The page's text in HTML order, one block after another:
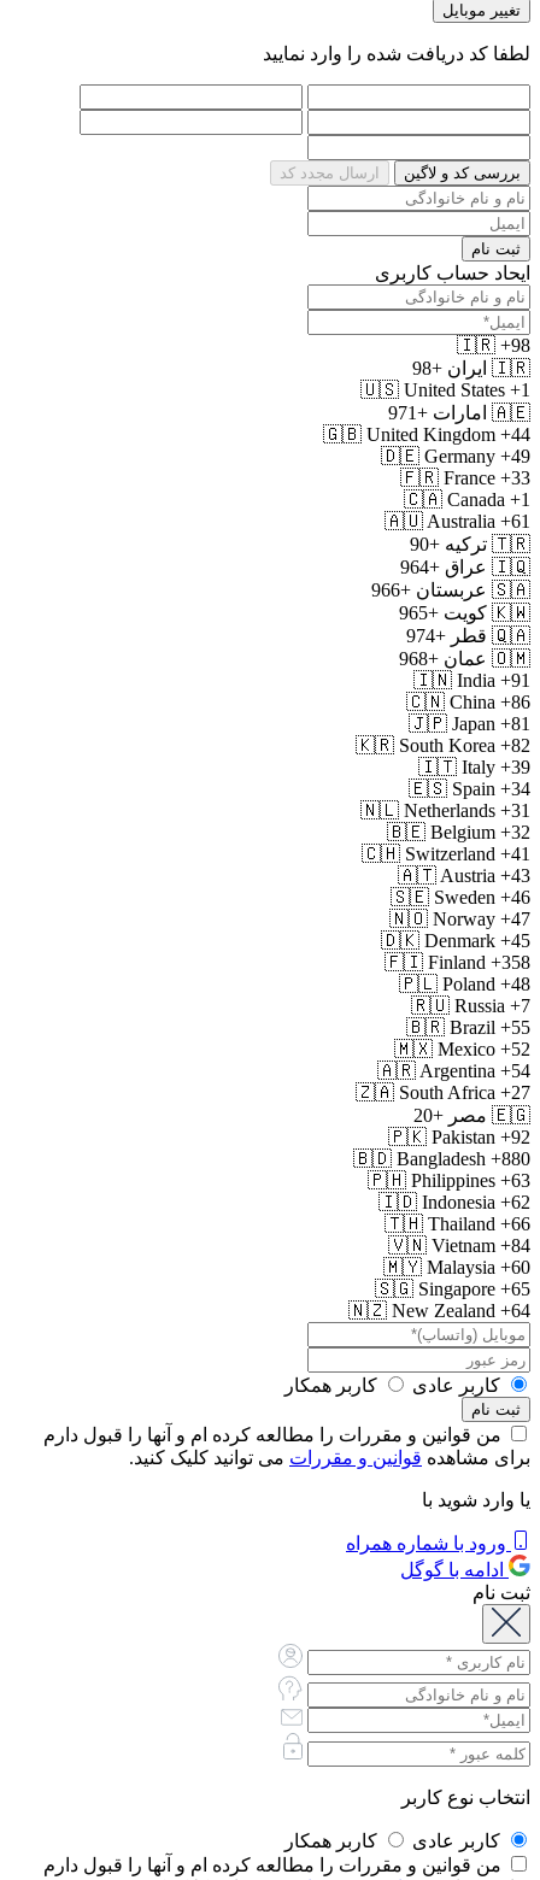
تغییر موبایل
لطفا کد دریافت شده را وارد نمایید
بررسی کد و لاگین ارسال مجدد کد
ثبت نام
ایحاد حساب کاربری
🇮🇷 +98
🇮🇷 ایران +98
🇺🇸 United States +1
🇦🇪 امارات +971
🇬🇧 United Kingdom +44
🇩🇪 Germany +49
🇫🇷 France +33
🇨🇦 Canada +1
🇦🇺 Australia +61
🇹🇷 ترکیه +90
🇮🇶 عراق +964
🇸🇦 عربستان +966
🇰🇼 کویت +965
🇶🇦 قطر +974
🇴🇲 عمان +968
🇮🇳 India +91
🇨🇳 China +86
🇯🇵 Japan +81
🇰🇷 South Korea +82
🇮🇹 Italy +39
🇪🇸 Spain +34
🇳🇱 Netherlands +31
🇧🇪 Belgium +32
🇨🇭 Switzerland +41
🇦🇹 Austria +43
🇸🇪 Sweden +46
🇳🇴 Norway +47
🇩🇰 Denmark +45
🇫🇮 Finland +358
🇵🇱 Poland +48
🇷🇺 Russia +7
🇧🇷 Brazil +55
🇲🇽 Mexico +52
🇦🇷 Argentina +54
🇿🇦 South Africa +27
🇪🇬 مصر +20
🇵🇰 Pakistan +92
🇧🇩 Bangladesh +880
🇵🇭 Philippines +63
🇮🇩 Indonesia +62
🇹🇭 Thailand +66
🇻🇳 Vietnam +84
🇲🇾 Malaysia +60
🇸🇬 Singapore +65
🇳🇿 New Zealand +64
کاربر عادی کاربر همکار
من قوانین و مقررات را مطالعه کرده ام و آنها را قبول دارم
برای مشاهده قوانین و مقررات می توانید کلیک کنید.
یا وارد شوید با
ورود با شماره همراه
ادامه با گوگل
ثبت نام
انتخاب نوع کاربر
کاربر عادی
کاربر همکار
من قوانین و مقررات را مطالعه کرده ام و آنها را قبول دارم